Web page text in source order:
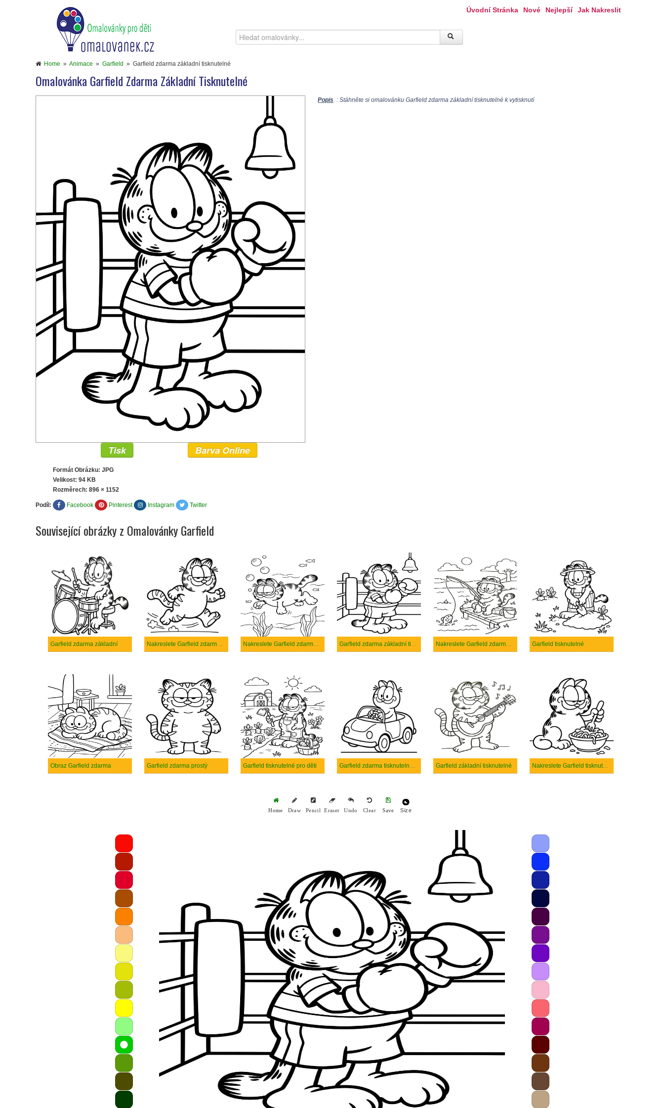
Úvodní Stránka Nové Nejlepší Jak Nakreslit
Home » Animace » Garfield » Garfield zdarma základní tisknutelné
Omalovánka Garfield Zdarma Základní Tisknutelné
Popis : Stáhněte si omalovánku Garfield zdarma základní tisknutelné k vytisknutí
Tisk Barva Online
Formát Obrázku: JPG
Velikost: 94 KB
Rozměrech: 896 × 1152
Podíl: Facebook Pinterest Instagram Twitter
Související obrázky z Omalovánky Garfield
Garfield zdarma základní Nakreslete Garfield zdarma základní Nakreslete Garfield zdarma prostý tisknutelné Garfield zdarma základní tisknutelné Nakreslete Garfield zdarma základní tisknutelné Garfield tisknutelné
Obraz Garfield zdarma Garfield zdarma prostý Garfield tisknutelné pro děti Garfield zdarma tisknutelné pro děti Garfield základní tisknutelné Nakreslete Garfield tisknutelné pro děti
Home Draw Pencil Eraser Undo Clear Save Size